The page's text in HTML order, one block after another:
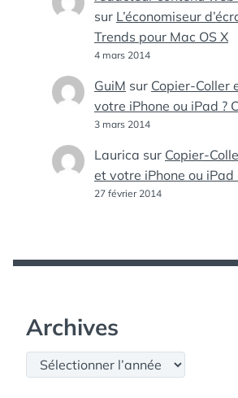
sur L’économiseur
Trends pour Mac OS X
4 mars 2014
GuiM sur Copier-Coller
votre iPhone ou iPad ?
3 mars 2014
Laurica sur Copier-
et votre iPhone ou iPad
27 février 2014
Archives
Archives